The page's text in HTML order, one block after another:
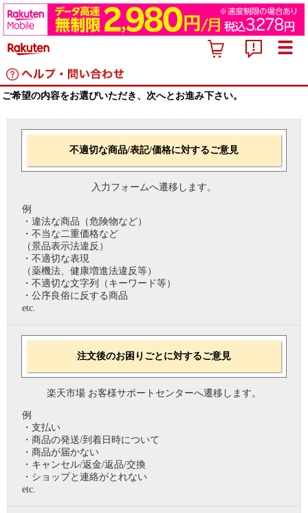
ご希望の内容をお選びいただき、次へとお進み下さい。
不適切な商品/表記/価格に対するご意見
入力フォームへ遷移します。
例
・違法な商品（危険物など）
・不当な二重価格など
（景品表示法違反）
・不適切な表現
（薬機法、健康増進法違反等）
・不適切な文字列（キーワード等）
・公序良俗に反する商品
etc.
注文後のお困りごとに対するご意見
楽天市場 お客様サポートセンターへ遷移します。
例
・支払い
・商品の発送/到着日時について
・商品が届かない
・キャンセル/返金/返品/交換
・ショップと連絡がとれない
etc.